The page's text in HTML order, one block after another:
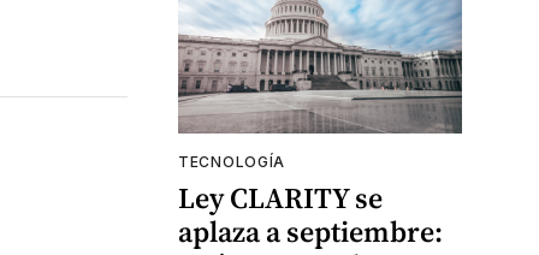
TECNOLOGÍA
Ley CLARITY se
aplaza a septiembre: